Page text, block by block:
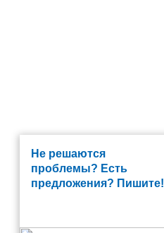
Не решаются
проблемы? Есть
предложения? Пишите!